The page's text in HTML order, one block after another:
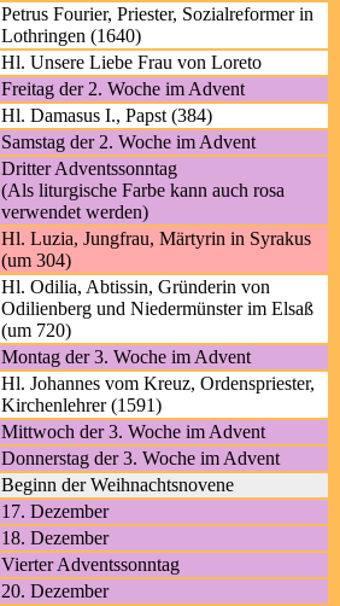
Petrus Fourier, Priester, Sozialreformer in
Lothringen (1640)
Hl. Unsere Liebe Frau von Loreto
Freitag der 2. Woche im Advent
Hl. Damasus I., Papst (384)
Samstag der 2. Woche im Advent
Dritter Adventssonntag
(Als liturgische Farbe kann auch rosa
verwendet werden)
Hl. Luzia, Jungfrau, Märtyrin in Syrakus
(um 304)
Hl. Odilia, Abtissin, Gründerin von
Odilienberg und Niedermünster im Elsaß
(um 720)
Montag der 3. Woche im Advent
Hl. Johannes vom Kreuz, Ordenspriester,
Kirchenlehrer (1591)
Mittwoch der 3. Woche im Advent
Donnerstag der 3. Woche im Advent
Beginn der Weihnachtsnovene
17. Dezember
18. Dezember
Vierter Adventssonntag
20. Dezember